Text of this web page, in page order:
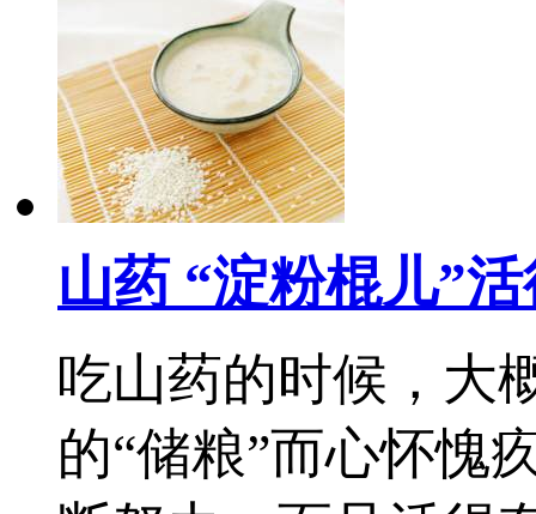
山药 “淀粉棍儿”
吃山药的时候，大
的“储粮”而心怀愧